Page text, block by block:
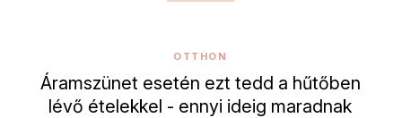
OTTHON
Áramszünet esetén ezt tedd a hűtőben
lévő ételekkel - ennyi ideig maradnak